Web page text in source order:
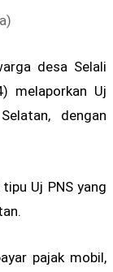
desa Selali
melaporkan Uj
dengan
Uj PNS yang
pajak mobil,